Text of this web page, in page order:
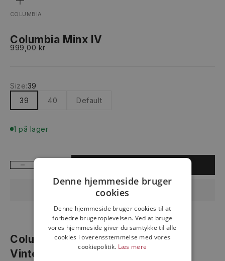
COLUMBIA
Columbia Minx IV
Salgspris
999,00 kr
Size:39
39
40 Default
1 på lager
Sænk antal
Columbia Minx IV: Ideelle
Vinterstøvler til Kvinder
Denne hjemmeside bruger
cookies
Denne hjemmeside bruger cookies til at
forbedre brugeroplevelsen. Ved at bruge
vores hjemmeside giver du samtykke til alle
cookies i overensstemmelse med vores
cookiepolitik. Læs mere